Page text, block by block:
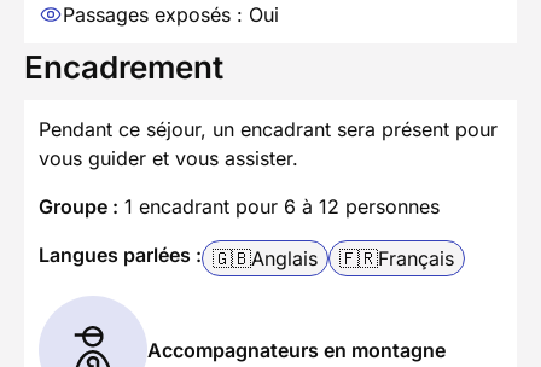
Passages exposés : Oui
Encadrement
Pendant ce séjour, un encadrant sera présent pour
vous guider et vous assister.
Groupe : 1 encadrant pour 6 à 12 personnes
Langues parlées : 🇬🇧Anglais 🇫🇷Français
Accompagnateurs en montagne